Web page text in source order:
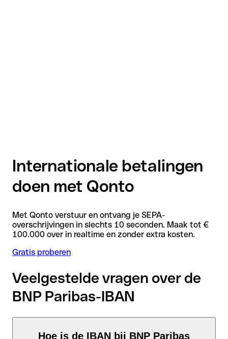
Internationale betalingen
doen met Qonto
Met Qonto verstuur en ontvang je SEPA-
overschrijvingen in slechts 10 seconden. Maak tot €
100.000 over in realtime en zonder extra kosten.
Gratis proberen
Veelgestelde vragen over de
BNP Paribas-IBAN
Hoe is de IBAN bij BNP Paribas